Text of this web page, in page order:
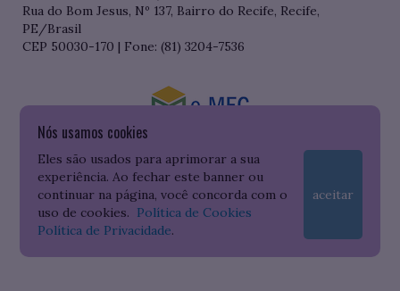
Nós usamos cookies
Eles são usados para aprimorar a sua
experiência. Ao fechar este banner ou
continuar na página, você concorda com o
uso de cookies. Política de Cookies
Política de Privacidade.
aceitar
Rua do Bom Jesus, Nº 137, Bairro do Recife, Recife,
PE/Brasil
CEP 50030-170 | Fone: (81) 3204-7536
Consulte o cadastro da Instituição no Sistema do e-MEC